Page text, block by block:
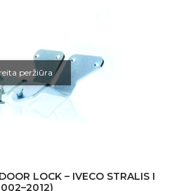
peržiūra
LOCK – IVECO STRALIS I